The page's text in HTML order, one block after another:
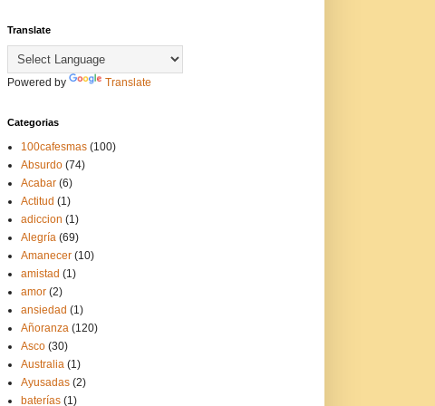
Translate
Powered by Translate
Categorias
100cafesmas (100)
Absurdo (74)
Acabar (6)
Actitud (1)
adiccion (1)
Alegría (69)
Amanecer (10)
amistad (1)
amor (2)
ansiedad (1)
Añoranza (120)
Asco (30)
Australia (1)
Ayusadas (2)
baterías (1)